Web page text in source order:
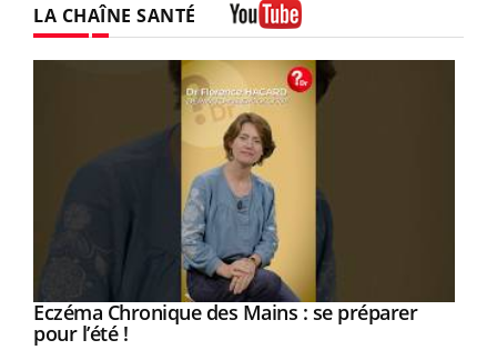
LA CHAÎNE SANTÉ
Youtube
Eczéma Chronique des Mains : se préparer
pour l’été !Youtube